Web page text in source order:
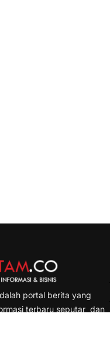
portal berita yang
terbaru seputar dan